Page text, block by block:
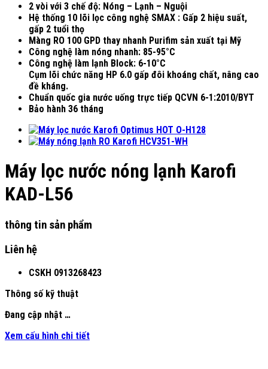
2 vòi với 3 chế độ: Nóng – Lạnh – Nguội
Hệ thống 10 lõi lọc công nghệ SMAX : Gấp 2 hiệu suất,
gấp 2 tuổi thọ
Màng RO 100 GPD thay nhanh Purifim sản xuất tại Mỹ
Công nghệ làm nóng nhanh: 85-95°C
Công nghệ làm lạnh Block: 6-10°C
Cụm lõi chức năng HP 6.0 gấp đôi khoáng chất, nâng cao
đề kháng.
Chuẩn quốc gia nước uống trực tiếp QCVN 6-1:2010/BYT
Bảo hành 36 tháng
Máy lọc nước nóng lạnh Karofi
KAD-L56
thông tin sản phẩm
Liên hệ
CSKH 0913268423
Thông số kỹ thuật
Đang cập nhật …
Xem cấu hình chi tiết